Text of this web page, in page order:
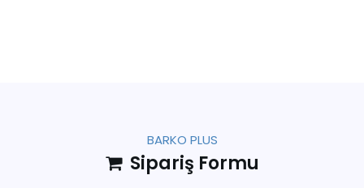
BARKO PLUS
Sipariş Formu